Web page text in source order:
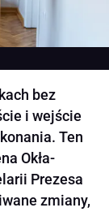
bez
i wejście
Ten
Okła-
Prezesa
zmiany,